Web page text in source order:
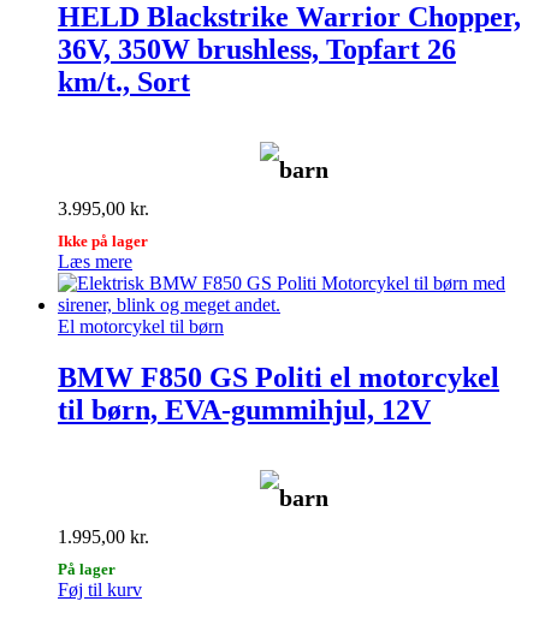
HELD Blackstrike Warrior Chopper,
36V, 350W brushless, Topfart 26
km/t., Sort
barn
3.995,00 kr.
Ikke på lager
Læs mere
El motorcykel til børn
BMW F850 GS Politi el motorcykel
til børn, EVA-gummihjul, 12V
barn
1.995,00 kr.
På lager
Føj til kurv